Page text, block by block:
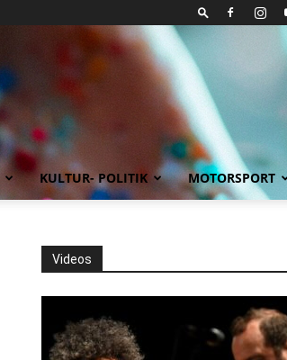
KULTUR- POLITIK MOTORSPORT
Videos